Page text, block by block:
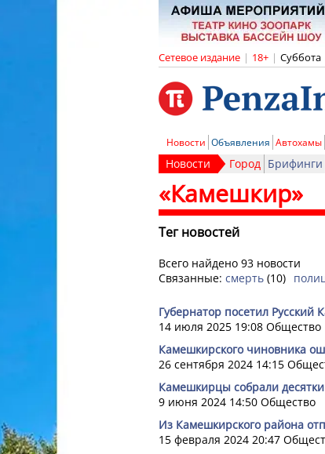
Сетевое издание | 18+ | Суббота
Новости Объявления Автохамы
Новости Город Брифинги
«Камешкир»
Тег новостей
Всего найдено 93 новости
Связанные: смерть (10)
Губернатор посетил
14 июля 2025 19:08 Общество
Камешкирского чиновника
26 сентября 2024 14:15
Камешкирцы собрали
9 июня 2024 14:50 Общество
Из Камешкирского района
15 февраля 2024 20:47